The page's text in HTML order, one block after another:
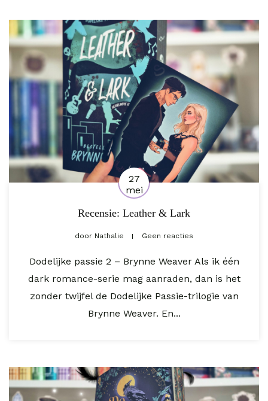
27
mei
Recensie: Leather & Lark
door Nathalie Geen reacties
Dodelijke passie 2 – Brynne Weaver Als ik één
dark romance-serie mag aanraden, dan is het
zonder twijfel de Dodelijke Passie-trilogie van
Brynne Weaver. En...